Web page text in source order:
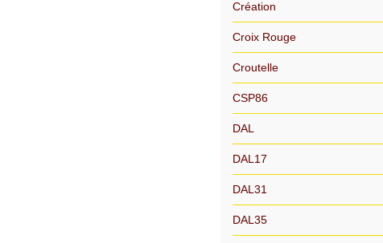
Création
Croix Rouge
Croutelle
CSP86
DAL
DAL17
DAL31
DAL35